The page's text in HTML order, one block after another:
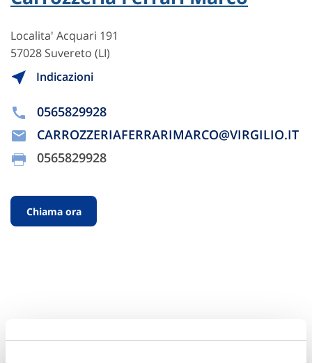
Localita' Acquari 191
57028 Suvereto (LI)
Indicazioni
0565829928
CARROZZERIAFERRARIMARCO@VIRGILIO.IT
0565829928
Chiama ora